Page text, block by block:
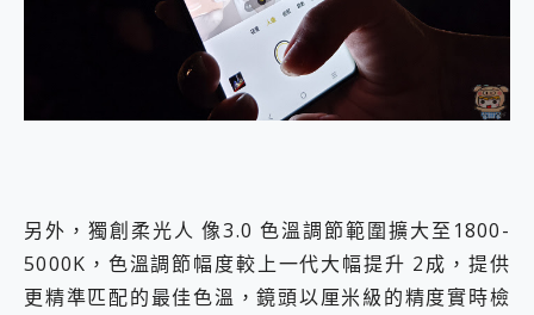
另外，獨創柔光人 像3.0 色溫調節範圍擴大至1800-
5000K，色溫調節幅度較上一代大幅提升 2成，提供
更精準匹配的最佳色溫，鏡頭以厘米級的精度實時檢